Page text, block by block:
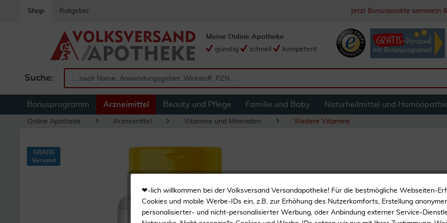
Shop Ratgeber Jetzt Bonuspunkte sammeln
Suche:
Meine Online Apotheke
günstig
schnell kompetent
Bonusprogramm Arzneimittel Beauty und Pflege Familie und Baby Naturheilmittel und
Online Apotheke Arzneimittel Vitamine und Mineralien Weitere Vitamine
Nur 1x täglich
GRATIS
Versand
❤-lich willkommen bei der Volksversand Versandapotheke! Für die bestmögliche Webseiten-
Cookies und mobile Werbe-IDs ein, z.B. zur Erhöhung des Nutzerkomforts, Erstellung
personalisierter- und nicht-personalisierter Werbung, oder Anbindung externer Service-